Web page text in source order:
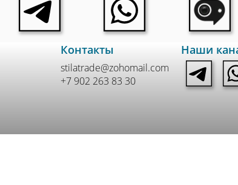
Контакты
stilatrade@zohomail.com
+7 902 263 83 30
Наши